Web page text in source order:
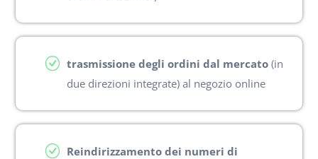
trasmissione degli ordini dal mercato (in
due direzioni integrate) al negozio online
Reindirizzamento dei numeri di